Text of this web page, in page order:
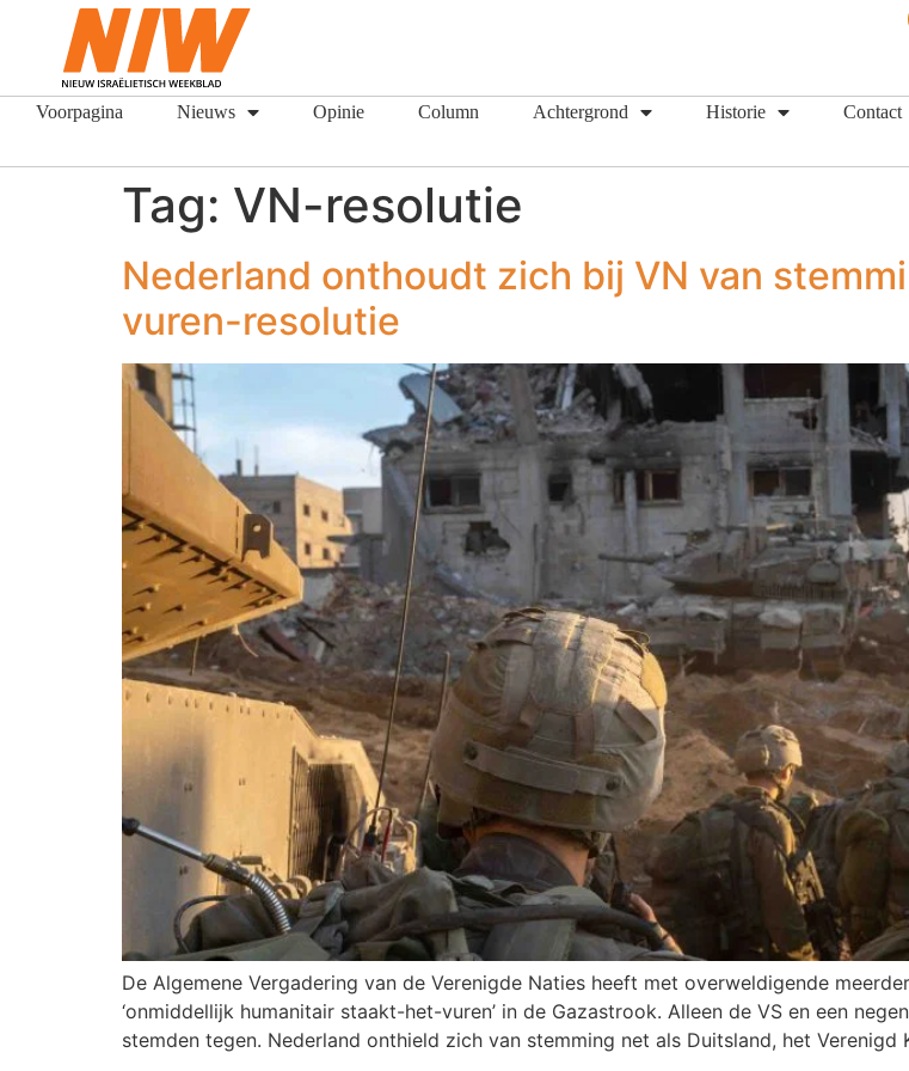
Voorpagina Nieuws Opinie Column Achtergrond Historie Contact
Tag: VN-resolutie
Nederland onthoudt zich bij VN van
vuren-resolutie
De Algemene Vergadering van de Verenigde Naties heeft met overweldigende
‘onmiddellijk humanitair staakt-het-vuren’ in de Gazastrook. Alleen de VS en een
stemden tegen. Nederland onthield zich van stemming net als Duitsland, het